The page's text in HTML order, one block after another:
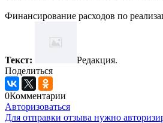
Финансирование расходов по
Текст:
Редакция.
Поделиться
0Комментарии
Авторизоваться
Для отправки отзыва нужно